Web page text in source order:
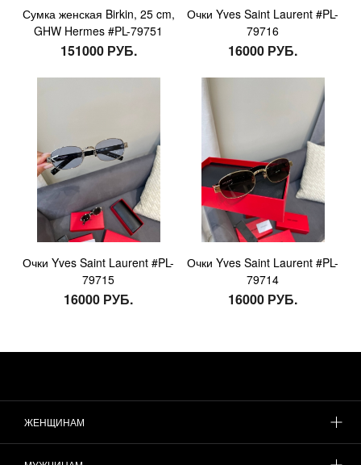
Сумка женская Birkin, 25 cm,
GHW Hermes #PL-79751
151000 РУБ.
Очки Yves Saint Laurent #PL-
79716
16000 РУБ.
Очки Yves Saint Laurent #PL-
79715
16000 РУБ.
Очки Yves Saint Laurent #PL-
79714
16000 РУБ.
ЖЕНЩИНАМ